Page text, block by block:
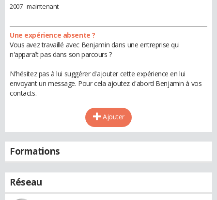
2007 - maintenant
Une expérience absente ?
Vous avez travaillé avec Benjamin dans une entreprise qui
n'apparaît pas dans son parcours ?
N'hésitez pas à lui suggérer d'ajouter cette expérience en lui
envoyant un message. Pour cela ajoutez d'abord Benjamin à vos
contacts.
Ajouter
Formations
Réseau